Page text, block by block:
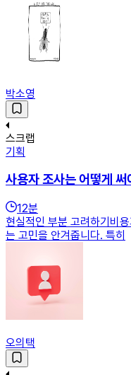
박소영
스크랩
기획
사용자 조사는 어떻게 써
12분
현실적인 부분 고려하기비
는 고민을 안겨줍니다. 특히
오의택